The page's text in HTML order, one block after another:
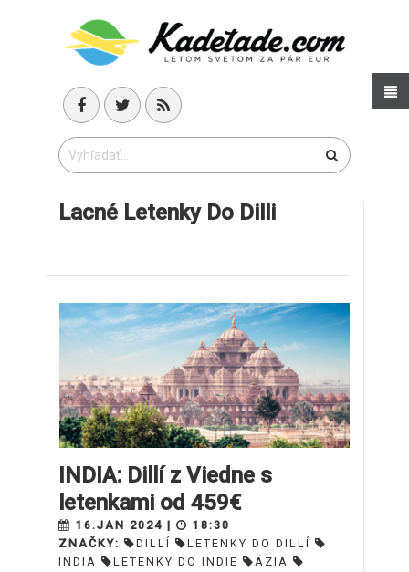
Lacné Letenky Do Dilli
INDIA: Dillí z Viedne s
letenkami od 459€
16.JAN 2024 |
18:30
ZNAČKY:
DILLÍ
LETENKY DO DILLÍ
INDIA
LETENKY DO INDIE
ÁZIA